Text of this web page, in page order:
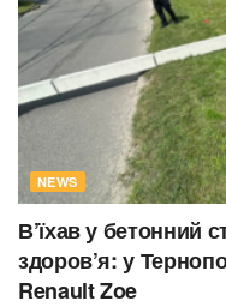
NEWS
В’їхав у бетонний
здоров’я: у
Renault Zoe